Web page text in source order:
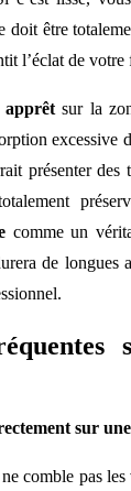
doit être
l’éclat de votre
apprêtsur la
excessive
présenter des
comme un
de longues
sur
comble pas